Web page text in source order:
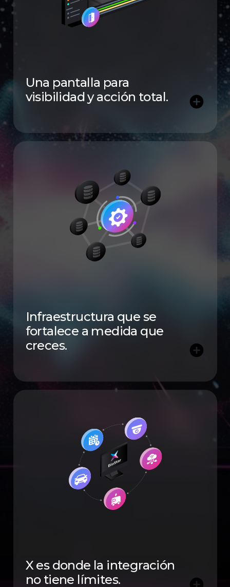
Una pantalla para
visibilidad y acción total.
add_circle
Infraestructura que se
fortalece a medida que
creces.
add_circle
X es donde la integración
no tiene límites.